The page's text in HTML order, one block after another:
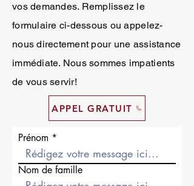
vos demandes. Remplissez le
formulaire ci-dessous ou appelez-
nous directement pour une assistance
immédiate. Nous sommes impatients
de vous servir!
APPEL GRATUIT
Prénom
Nom de famille